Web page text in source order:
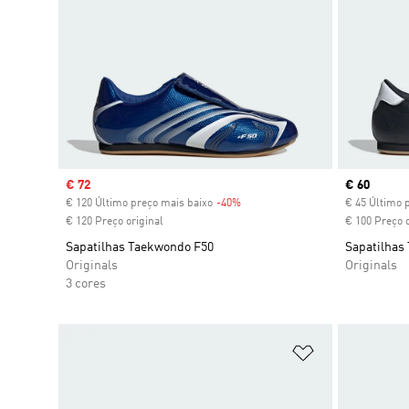
Sale price
€ 72
€ 120 Último preço mais baixo -40%
€ 120 Preço original
Sapatilhas Taekwondo F50
Originals
3 cores
Current
€ 60
€ 45 Último
€ 100 Preço
Sapatilhas
Originals